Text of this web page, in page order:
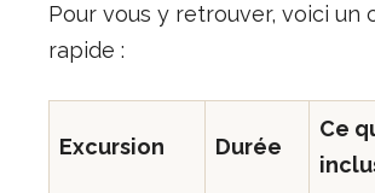
Pour vous y retrouver, voici un
rapide :
Excursion Durée
Ce